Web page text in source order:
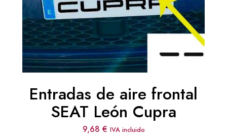
Entradas de aire frontal
SEAT León Cupra
9,68 € IVA incluido